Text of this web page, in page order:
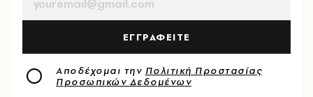
ΕΓΓΡΑΦΕΙΤΕ
Αποδέχομαι την Πολιτική Προστασίας
Προσωπικών Δεδομένων